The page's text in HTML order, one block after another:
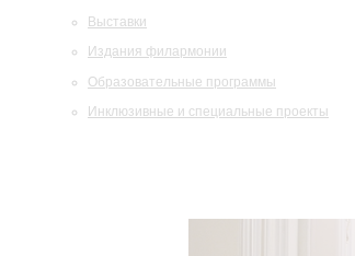
Выставки
Издания филармонии
Образовательные программы
Инклюзивные и специальные проекты